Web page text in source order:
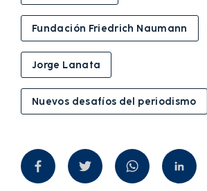
Fundación Friedrich Naumann
Jorge Lanata
Nuevos desafíos del periodismo